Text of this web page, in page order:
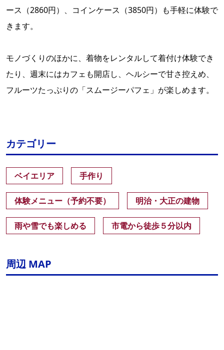
ース（2860円）、コインケース（3850円）も手軽に体験で
きます。
モノづくりのほかに、着物をレンタルして着付け体験でき
たり、週末にはカフェも開店し、ヘルシーで甘さ控えめ、
フルーツたっぷりの「スムージーパフェ」が楽しめます。
カテゴリー
ベイエリア 手作り
体験メニュー（予約不要） 明治・大正の建物
雨や雪でも楽しめる 市電から徒歩５分以内
周辺 MAP